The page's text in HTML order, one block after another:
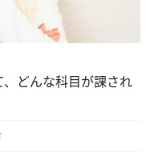
どんな科目が課され